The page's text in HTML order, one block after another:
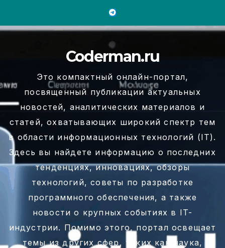
Coderman.ru
Это компактный онлайн-портал,
посвященный публикации актуальных
новостей, аналитических материалов и
статей, охватывающих широкий спектр тем
в области информационных технологий (IT).
Здесь вы найдете информацию о последних
тенденциях, инновациях, обзоры
технологий, советы по разработке
программного обеспечения, а также
новости о крупных событиях в IT-
индустрии. Помимо этого, портал освещает
темы из других сфер, таких как наука,